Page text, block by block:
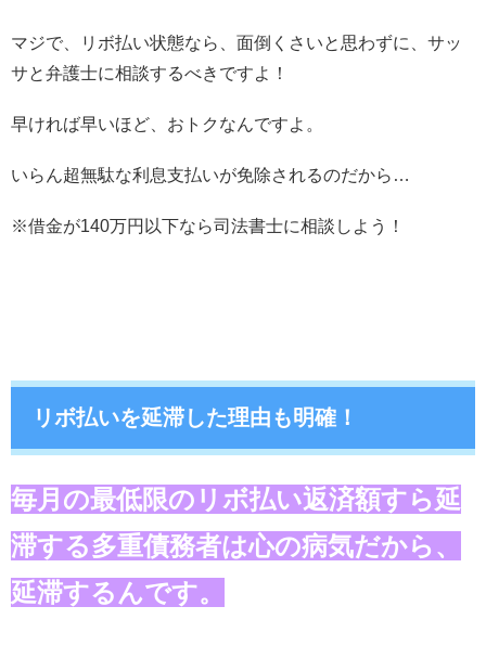
マジで、リボ払い状態なら、面倒くさいと思わずに、サッ
サと弁護士に相談するべきですよ！
早ければ早いほど、おトクなんですよ。
いらん超無駄な利息支払いが免除されるのだから…
※借金が140万円以下なら司法書士に相談しよう！
リボ払いを延滞した理由も明確！
毎月の最低限のリボ払い返済額すら延
滞する多重債務者は心の病気だから、
延滞するんです。